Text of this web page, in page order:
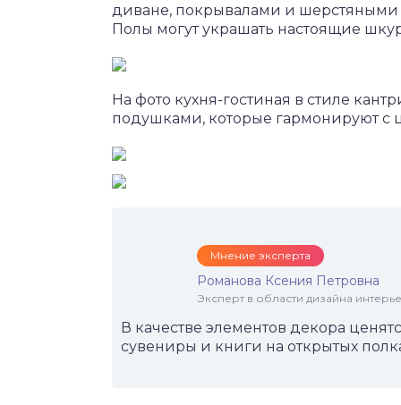
диване, покрывалами и
Полы могут украшать настоящие
На фото кухня-гостиная в стиле
подушками, которые гармонируют с
Мнение эксперта
Романова Ксения Петровна
Эксперт в области дизайна
В качестве элементов декора
сувениры и книги на открытых